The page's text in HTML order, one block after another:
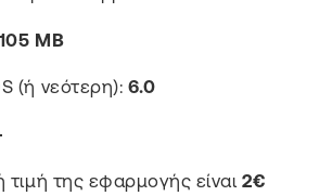
105 MB
(ή νεότερη): 6.0
τιμή της εφαρμογής είναι 2€